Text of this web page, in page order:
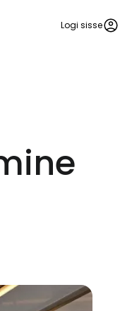
Logi sisse